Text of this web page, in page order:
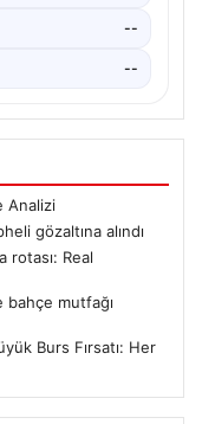
--
--
Analizi
gözaltına alındı
rotası: Real
bahçe mutfağı
Burs Fırsatı: Her